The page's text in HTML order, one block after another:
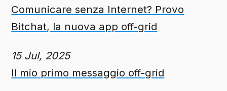
Comunicare senza Internet? Provo
Bitchat, la nuova app off-grid
15 Jul, 2025
Il mio primo messaggio off-grid